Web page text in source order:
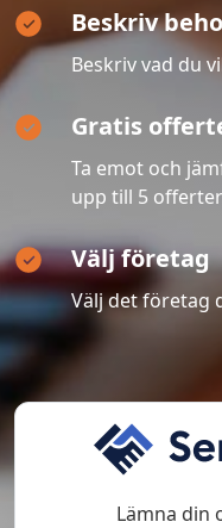
Beskriv
Beskriv vad du
Gratis
Ta emot och
upp till 5 offerter
Välj företag
Välj det företag
Lämna din